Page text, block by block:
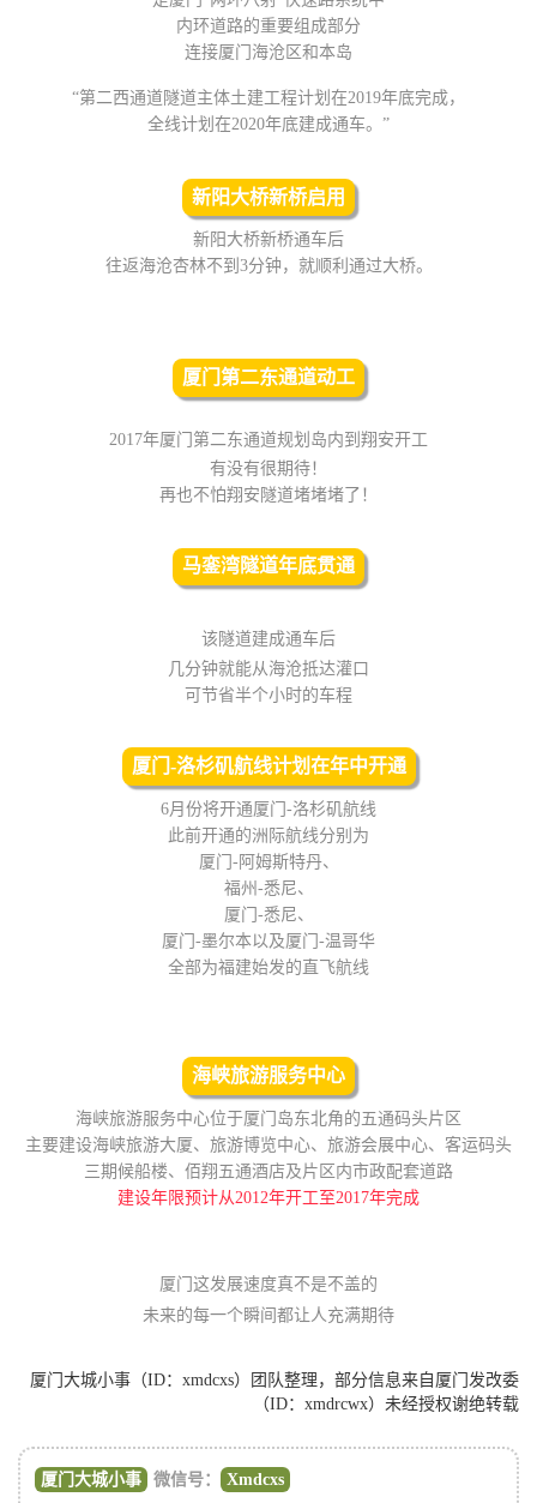
内环道路的重要组成部分
连接厦门海沧区和本岛
“第二西通道隧道主体土建工程计划在2019年底完成，
全线计划在2020年底建成通车。”
新阳大桥新桥启用
新阳大桥新桥通车后
往返海沧杏林不到3分钟，就顺利通过大桥。
厦门第二东通道动工
2017年厦门 第二东通道规划岛内到翔安开工
有没有很期待！
再也不怕翔安隧道堵堵堵了！
马銮湾隧道年底贯通
该隧道建成通车后
几分钟就能从海沧抵达灌口
可节省半个小时的车程
厦门-洛杉矶航线计划在年中开通
6月份将开通厦门-洛杉矶航线
此前开通的洲际航线分别为
厦门-阿姆斯特丹、
福州-悉尼、
厦门-悉尼、
厦门-墨尔本以及厦门-温哥华
全部为福建始发的直飞航线
海峡旅游服务中心
海峡旅游服务中心位于厦门岛东北角的五通码头片区
主要建设海峡旅游大厦、旅游博览中心、旅游会展中心、客运码头
三期候船楼、佰翔五通酒店及片区内市政配套道路
建设年限预计从2012年开工至2017年完成
厦门这发展速度真不是不盖的
未来的每一个瞬间 都让人充满期待
厦门大城小事（ID：xmdcxs）团队整理，部分信息来自厦门发改委
（ID：xmdrcwx）未经授权谢绝转载
厦门大城小事 微信号：
Xmdcxs